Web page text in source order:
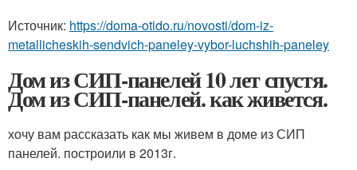
Источник: https://doma-otido.ru/novosti/dom-iz-
metallicheskih-sendvich-paneley-vybor-luchshih-paneley
Дом из СИП-панелей 10 лет спустя.
Дом из СИП-панелей. как живется.
хочу вам рассказать как мы живем в доме из СИП
панелей. построили в 2013г.